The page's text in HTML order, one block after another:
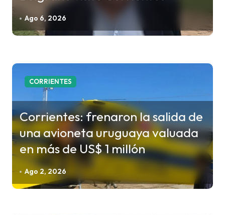
e
a
a
s
Ago 6, 2026
CORRIENTES
Corrientes: frenaron la salida de
una avioneta uruguaya valuada
en más de US$ 1 millón
Ago 2, 2026